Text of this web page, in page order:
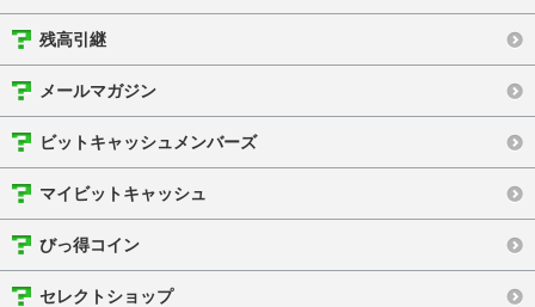
残高引継
メールマガジン
ビットキャッシュメンバーズ
マイビットキャッシュ
びっ得コイン
セレクトショップ